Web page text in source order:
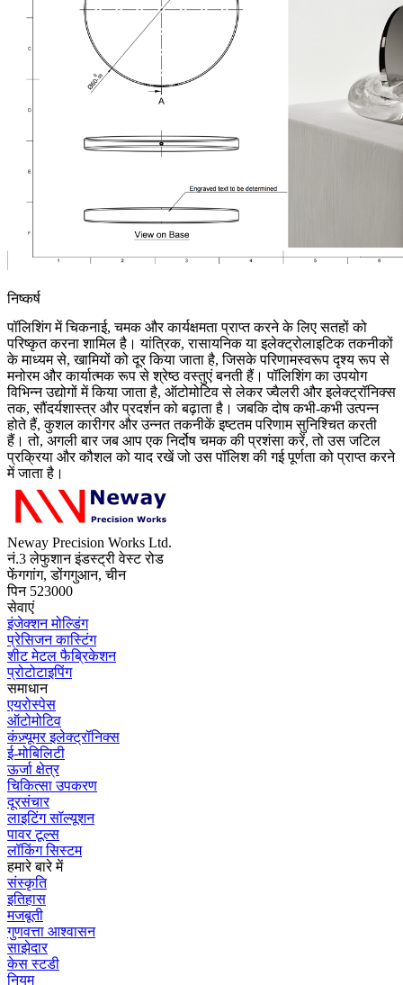
निष्कर्ष
पॉलिशिंग में चिकनाई, चमक और कार्यक्षमता प्राप्त करने के लिए सतहों को
परिष्कृत करना शामिल है। यांत्रिक, रासायनिक या इलेक्ट्रोलाइटिक तकनीकों
के माध्यम से, खामियों को दूर किया जाता है, जिसके परिणामस्वरूप दृश्य रूप से
मनोरम और कार्यात्मक रूप से श्रेष्ठ वस्तुएं बनती हैं। पॉलिशिंग का उपयोग
विभिन्न उद्योगों में किया जाता है, ऑटोमोटिव से लेकर ज्वैलरी और इलेक्ट्रॉनिक्स
तक, सौंदर्यशास्त्र और प्रदर्शन को बढ़ाता है। जबकि दोष कभी-कभी उत्पन्न
होते हैं, कुशल कारीगर और उन्नत तकनीकें इष्टतम परिणाम सुनिश्चित करती
हैं। तो, अगली बार जब आप एक निर्दोष चमक की प्रशंसा करें, तो उस जटिल
प्रक्रिया और कौशल को याद रखें जो उस पॉलिश की गई पूर्णता को प्राप्त करने
में जाता है।
Neway Precision Works Ltd.
नं.3 लेफुशान इंडस्ट्री वेस्ट रोड
फेंगगांग, डोंगगुआन, चीन
पिन 523000
सेवाएं
इंजेक्शन मोल्डिंग
प्रेसिजन कास्टिंग
शीट मेटल फैब्रिकेशन
प्रोटोटाइपिंग
समाधान
एयरोस्पेस
ऑटोमोटिव
कंज़्यूमर इलेक्ट्रॉनिक्स
ई-मोबिलिटी
ऊर्जा क्षेत्र
चिकित्सा उपकरण
दूरसंचार
लाइटिंग सॉल्यूशन
पावर टूल्स
लॉकिंग सिस्टम
हमारे बारे में
संस्कृति
इतिहास
मजबूती
गुणवत्ता आश्वासन
साझेदार
केस स्टडी
नियम